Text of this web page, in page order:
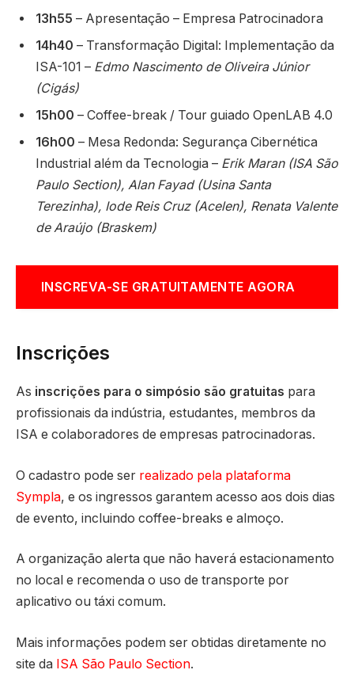
13h55 – Apresentação – Empresa Patrocinadora
14h40 – Transformação Digital: Implementação da
ISA-101 – Edmo Nascimento de Oliveira Júnior
(Cigás)
15h00 – Coffee-break / Tour guiado OpenLAB 4.0
16h00 – Mesa Redonda: Segurança Cibernética
Industrial além da Tecnologia – Erik Maran (ISA São
Paulo Section), Alan Fayad (Usina Santa
Terezinha), Iode Reis Cruz (Acelen), Renata Valente
de Araújo (Braskem)
INSCREVA-SE GRATUITAMENTE AGORA
Inscrições
As inscrições para o simpósio são gratuitas para
profissionais da indústria, estudantes, membros da
ISA e colaboradores de empresas patrocinadoras.
O cadastro pode ser realizado pela plataforma
Sympla, e os ingressos garantem acesso aos dois dias
de evento, incluindo coffee-breaks e almoço.
A organização alerta que não haverá estacionamento
no local e recomenda o uso de transporte por
aplicativo ou táxi comum.
Mais informações podem ser obtidas diretamente no
site da ISA São Paulo Section.